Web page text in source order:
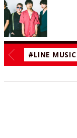
#LINE MUSIC